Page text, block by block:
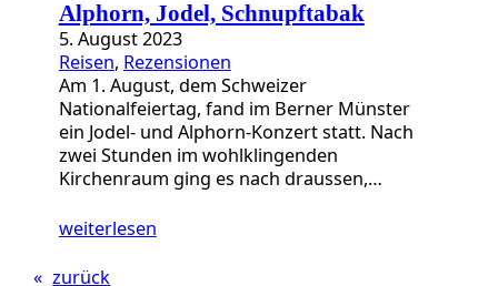
Alphorn, Jodel, Schnupftabak
5. August 2023
Reisen, Rezensionen
Am 1. August, dem Schweizer
Nationalfeiertag, fand im Berner Münster
ein Jodel- und Alphorn-Konzert statt. Nach
zwei Stunden im wohlklingenden
Kirchenraum ging es nach draussen,…
weiterlesen
« zurück